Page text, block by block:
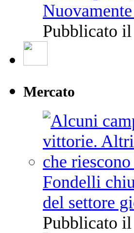
Pubblicato
Mercato
Fondelli
del settore
Pubblicato